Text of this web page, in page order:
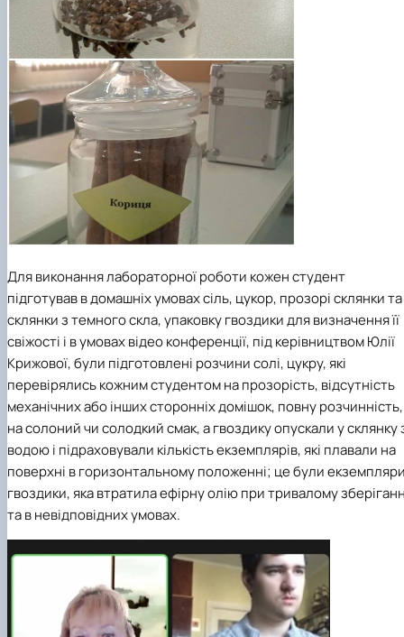
Для виконання лабораторної роботи кожен студент
підготував в домашніх умовах сіль, цукор, прозорі склянки та
склянки з темного скла, упаковку гвоздики для визначення її
свіжості і в умовах відео конференції, під керівництвом Юлії
Крижової, були підготовлені розчини солі, цукру, які
перевірялись кожним студентом на прозорість, відсутність
механічних або інших сторонніх домішок, повну розчинність,
на солоний чи солодкий смак, а гвоздику опускали у склянку
водою і підраховували кількість екземплярів, які плавали на
поверхні в горизонтальному положенні; це були
гвоздики, яка втратила ефірну олію при тривалому
та в невідповідних умовах.